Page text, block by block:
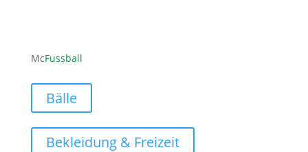
McFussball
Bälle
Bekleidung & Freizeit